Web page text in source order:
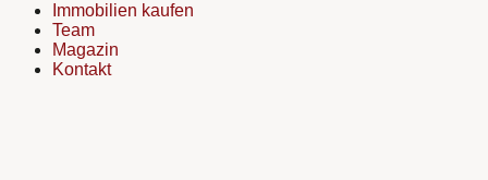
Immobilien kaufen
Team
Magazin
Kontakt